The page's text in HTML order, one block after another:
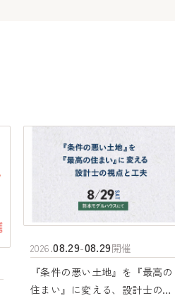
2026.08.29-08.29開催
『条件の悪い土地』を『最高の
住まい』に変える、設計士の視